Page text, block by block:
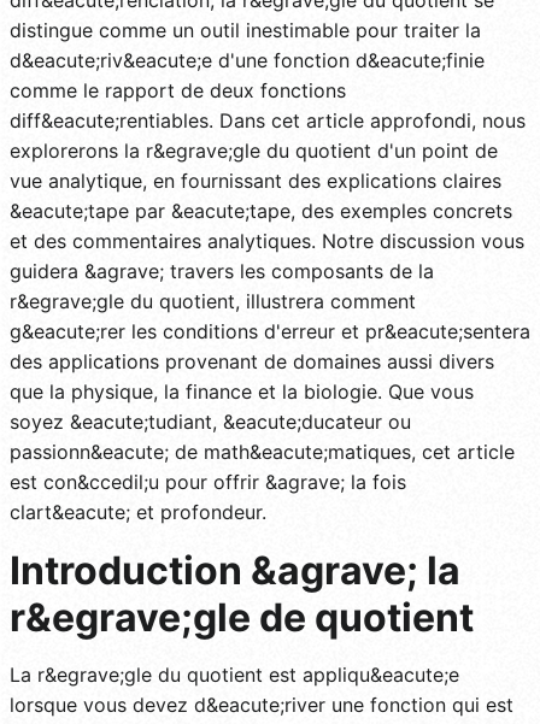
distingue comme un outil inestimable pour traiter la
d&eacute;riv&eacute;e d'une fonction d&eacute;finie
comme le rapport de deux fonctions
diff&eacute;rentiables. Dans cet article approfondi, nous
explorerons la r&egrave;gle du quotient d'un point de
vue analytique, en fournissant des explications claires
&eacute;tape par &eacute;tape, des exemples concrets
et des commentaires analytiques. Notre discussion vous
guidera &agrave; travers les composants de la
r&egrave;gle du quotient, illustrera comment
g&eacute;rer les conditions d'erreur et pr&eacute;sentera
des applications provenant de domaines aussi divers
que la physique, la finance et la biologie. Que vous
soyez &eacute;tudiant, &eacute;ducateur ou
passionn&eacute; de math&eacute;matiques, cet article
est con&ccedil;u pour offrir &agrave; la fois
clart&eacute; et profondeur.
Introduction &agrave; la
r&egrave;gle de quotient
La r&egrave;gle du quotient est appliqu&eacute;e
lorsque vous devez d&eacute;river une fonction qui est